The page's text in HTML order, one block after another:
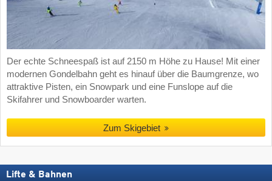
Der echte Schneespaß ist auf 2150 m Höhe zu Hause! Mit einer
modernen Gondelbahn geht es hinauf über die Baumgrenze, wo
attraktive Pisten, ein Snowpark und eine Funslope auf die
Skifahrer und Snowboarder warten.
Zum Skigebiet
Lifte & Bahnen